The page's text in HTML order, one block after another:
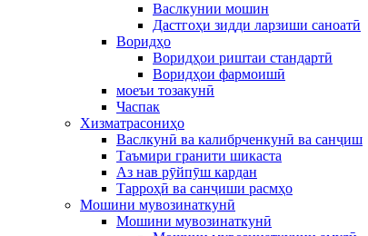
Васлкунии мошин
Дастгоҳи зидди ларзиши саноатӣ
Воридҳо
Воридҳои риштаи стандартӣ
Воридҳои фармоишӣ
моеъи тозакунӣ
Часпак
Хизматрасониҳо
Васлкунӣ ва калибрченкунӣ ва санҷиш
Таъмири гранити шикаста
Аз нав рӯйпӯш кардан
Тарроҳӣ ва санҷиши расмҳо
Мошини мувозинаткунӣ
Мошини мувозинаткунӣ